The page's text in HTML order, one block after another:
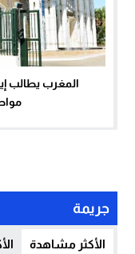
المغرب يطالب
جريمة
الأكثر مشاهدة